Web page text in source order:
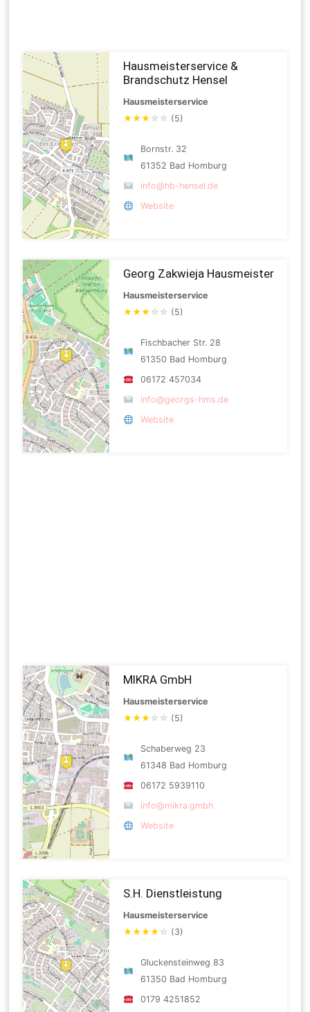
Hausmeisterservice &
Brandschutz Hensel
Hausmeisterservice
★★★ ☆ ☆ (5)
Bornstr. 32
61352 Bad Homburg
info@hb-hensel.de
Website
Georg Zakwieja Hausmeister
Hausmeisterservice
★★★ ☆ ☆ (5)
Fischbacher Str. 28
61350 Bad Homburg
06172 457034
info@georgs-hms.de
Website
MIKRA GmbH
Hausmeisterservice
★★★ ☆ ☆ (5)
Schaberweg 23
61348 Bad Homburg
06172 5939110
info@mikra.gmbh
Website
S.H. Dienstleistung
Hausmeisterservice
★★★★ ☆ (3)
Gluckensteinweg 83
61350 Bad Homburg
0179 4251852